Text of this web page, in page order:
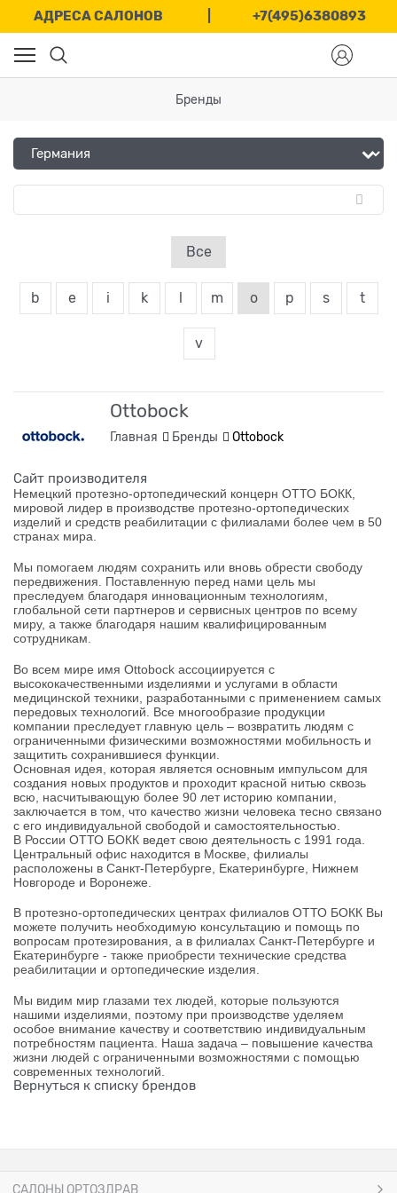
АДРЕСА САЛОНОВ +7(495)6380893
Бренды
Все
b e i k m o p s t
v
Ottobock
Главная Бренды Ottobock
Сайт производителя
Немецкий протезно-ортопедический концерн ОТТО БОКК,
мировой лидер в производстве протезно-ортопедических
изделий и средств реабилитации с филиалами более чем в 50
странах мира.
Мы помогаем людям сохранить или вновь обрести свободу
передвижения. Поставленную перед нами цель мы
преследуем благодаря инновационным технологиям,
глобальной сети партнеров и сервисных центров по всему
миру, а также благодаря нашим квалифицированным
сотрудникам.
Во всем мире имя Ottobock ассоциируется с
высококачественными изделиями и услугами в области
медицинской техники, разработанными с применением самых
передовых технологий. Все многообразие продукции
компании преследует главную цель – возвратить людям с
ограниченными физическими возможностями мобильность и
защитить сохранившиеся функции.
Основная идея, которая является основным импульсом для
создания новых продуктов и проходит красной нитью сквозь
всю, насчитывающую более 90 лет историю компании,
заключается в том, что качество жизни человека тесно связано
с его индивидуальной свободой и самостоятельностью.
В России ОТТО БОКК ведет свою деятельность с 1991 года.
Центральный офис находится в Москве, филиалы
расположены в Санкт-Петербурге, Екатеринбурге, Нижнем
Новгороде и Воронеже.
В протезно-ортопедических центрах филиалов ОТТО БОКК Вы
можете получить необходимую консультацию и помощь по
вопросам протезирования, а в филиалах Санкт-Петербурге и
Екатеринбурге - также приобрести технические средства
реабилитации и ортопедические изделия.
Мы видим мир глазами тех людей, которые пользуются
нашими изделиями, поэтому при производстве уделяем
особое внимание качеству и соответствию индивидуальным
потребностям пациента. Наша задача – повышение качества
жизни людей с ограниченными возможностями с помощью
современных технологий.
Вернуться к списку брендов
САЛОНЫ ОРТОЗДРАВ